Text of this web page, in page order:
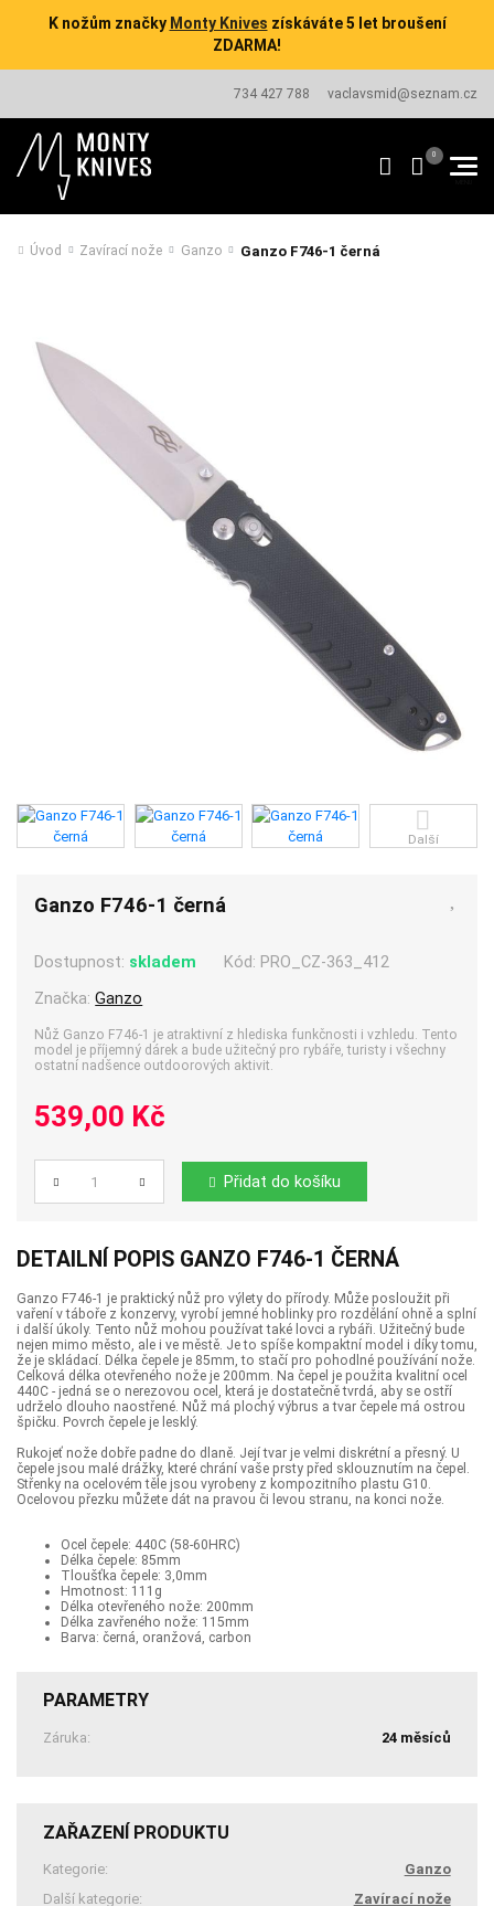
K nožům značky Monty Knives získáváte 5 let broušení
ZDARMA!
734 427 788 vaclavsmid@seznam.cz
Úvod Zavírací nože Ganzo Ganzo F746-1 černá
Další
Ganzo F746-1 černá
Dostupnost: skladem Kód: PRO_CZ-363_412
Značka:Ganzo
Nůž Ganzo F746-1 je atraktivní z hlediska funkčnosti i vzhledu. Tento
model je příjemný dárek a bude užitečný pro rybáře, turisty i všechny
ostatní nadšence outdoorových aktivit.
539,00 Kč
Počet Přidat do košíku
DETAILNÍ POPIS GANZO F746-1 ČERNÁ
Ganzo F746-1 je praktický nůž pro výlety do přírody. Může posloužit při
vaření v táboře z konzervy, vyrobí jemné hoblinky pro rozdělání ohně a splní
i další úkoly. Tento nůž mohou používat také lovci a rybáři. Užitečný bude
nejen mimo město, ale i ve městě. Je to spíše kompaktní model i díky tomu,
že je skládací. Délka čepele je 85mm, to stačí pro pohodlné používání nože.
Celková délka otevřeného nože je 200mm. Na čepel je použita kvalitní ocel
440C - jedná se o nerezovou ocel, která je dostatečně tvrdá, aby se ostří
udrželo dlouho naostřené. Nůž má plochý výbrus a tvar čepele má ostrou
špičku. Povrch čepele je lesklý.
Rukojeť nože dobře padne do dlaně. Její tvar je velmi diskrétní a přesný. U
čepele jsou malé drážky, které chrání vaše prsty před sklouznutím na čepel.
Střenky na ocelovém těle jsou vyrobeny z kompozitního plastu G10.
Ocelovou přezku můžete dát na pravou či levou stranu, na konci nože.
Ocel čepele: 440C (58-60HRC)
Délka čepele: 85mm
Tloušťka čepele: 3,0mm
Hmotnost: 111g
Délka otevřeného nože: 200mm
Délka zavřeného nože: 115mm
Barva: černá, oranžová, carbon
PARAMETRY
Záruka: 24 měsíců
ZAŘAZENÍ PRODUKTU
Kategorie:
Ganzo
Další kategorie:
Zavírací nože